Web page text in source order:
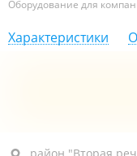
Оборудование для
Характеристики